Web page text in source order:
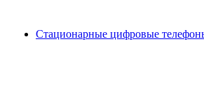
Стационарные цифровые